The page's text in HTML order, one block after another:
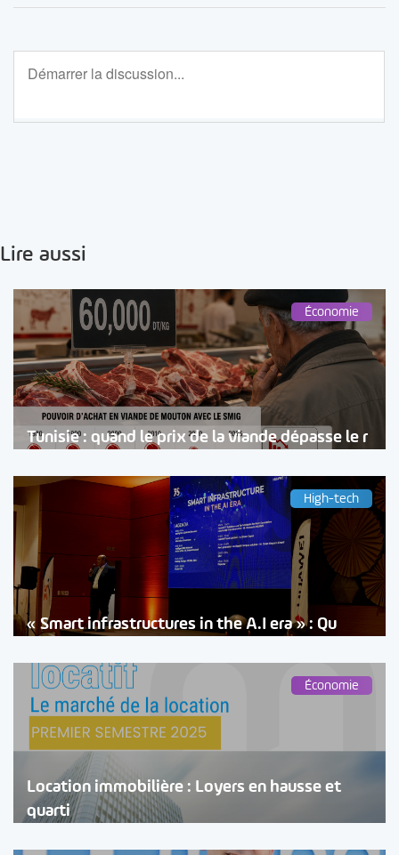
Lire aussi
Économie
Tunisie : quand le prix de la viande dépasse le r
High-tech
« Smart infrastructures in the A.I era » : Qu
Économie
Location immobilière : Loyers en hausse et
quarti